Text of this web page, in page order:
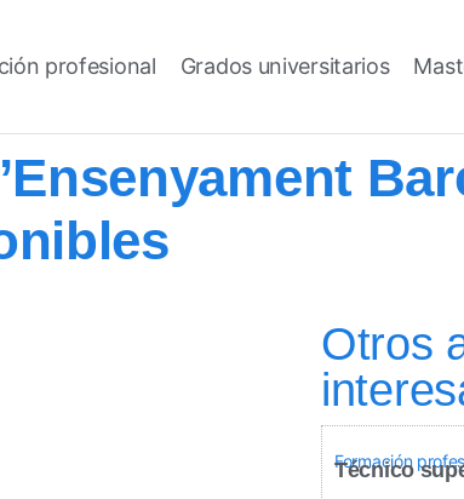
profesional Grados universitarios
Otros
Formación
Técnico